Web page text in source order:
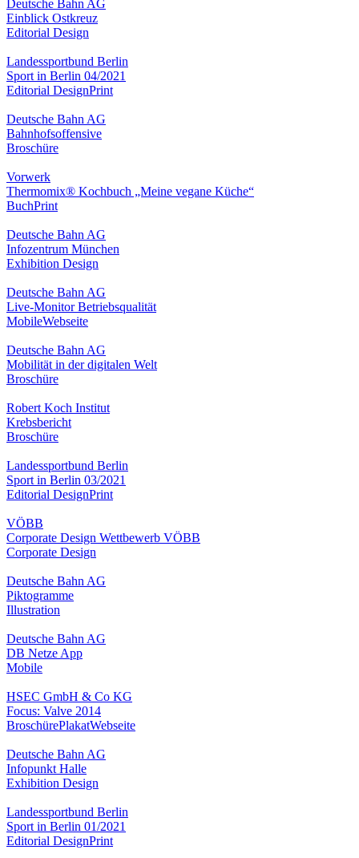
Deutsche Bahn AG
Einblick Ostkreuz
Editorial Design
Landessportbund Berlin
Sport in Berlin 04/2021
Editorial DesignPrint
Deutsche Bahn AG
Bahnhofsoffensive
Broschüre
Vorwerk
Thermomix® Kochbuch „Meine vegane Küche“
BuchPrint
Deutsche Bahn AG
Infozentrum München
Exhibition Design
Deutsche Bahn AG
Live-Monitor Betriebsqualität
MobileWebseite
Deutsche Bahn AG
Mobilität in der digitalen Welt
Broschüre
Robert Koch Institut
Krebsbericht
Broschüre
Landessportbund Berlin
Sport in Berlin 03/2021
Editorial DesignPrint
VÖBB
Corporate Design Wettbewerb VÖBB
Corporate Design
Deutsche Bahn AG
Piktogramme
Illustration
Deutsche Bahn AG
DB Netze App
Mobile
HSEC GmbH & Co KG
Focus: Valve 2014
BroschürePlakatWebseite
Deutsche Bahn AG
Infopunkt Halle
Exhibition Design
Landessportbund Berlin
Sport in Berlin 01/2021
Editorial DesignPrint